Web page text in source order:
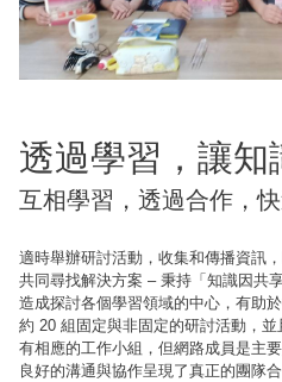
透過學習，讓知
互相學習，透過合作，
適時舉辦研討活動，收集和傳播資訊
共同尋找解決方案 – 秉持「知識因共
造成探討各個學習領域的中心，有助
約 20 組固定與非固定的研討活動，
有相應的工作小組，但網路成員是主要
良好的溝通與協作呈現了真正的團隊